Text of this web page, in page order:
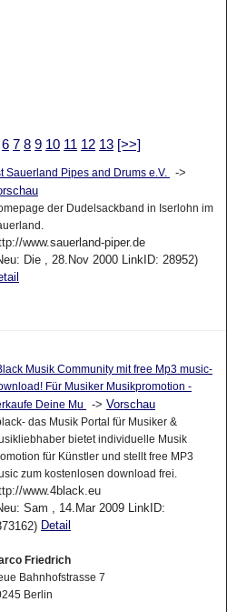
6 7 8 9 10 11 12 13 [>>]
Sauerland Pipes and Drums e.V.
->
der Dudelsackband in Iserlohn im
www.sauerland-piper.de
Die , 28.Nov 2000 LinkID: 28952)
Musik Community mit free Mp3 music-
Für Musiker Musikpromotion -
Deine Mu
-> Vorschau
das Musik Portal für Musiker &
bietet individuelle Musik
für Künstler und stellt free MP3
zum kostenlosen download frei.
www.4black.eu
Sam , 14.Mar 2009 LinkID:
Detail
Friedrich
Bahnhofstrasse 7
Berlin